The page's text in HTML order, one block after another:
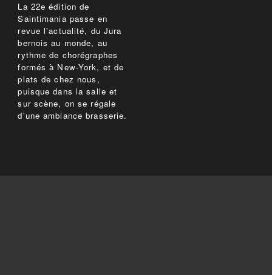
La 22e édition de
Saintimania passe en
revue l'actualité, du Jura
bernois au monde, au
rythme de chorégraphes
formés à New-York, et de
plats de chez nous,
puisque dans la salle et
sur scène, on se régale
d'une ambiance brasserie.